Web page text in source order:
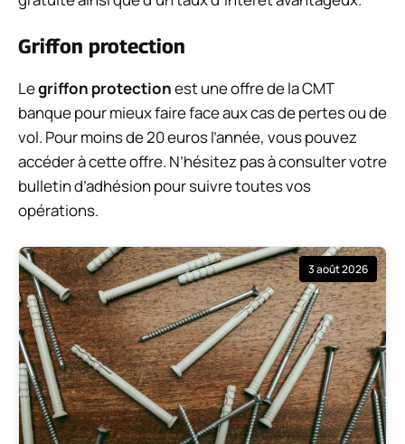
Griffon protection
Legriffon protectionest une offre de la CMT
banque pour mieux faire face aux cas de pertes ou de
vol. Pour moins de 20 euros l’année, vous pouvez
accéder à cette offre. N’hésitez pas à consulter votre
bulletin d’adhésion pour suivre toutes vos
opérations.
3 août 2026